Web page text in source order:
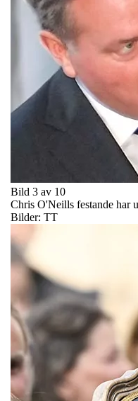
Bild 3 av 10
Chris O'Neills festande har
Bilder: TT